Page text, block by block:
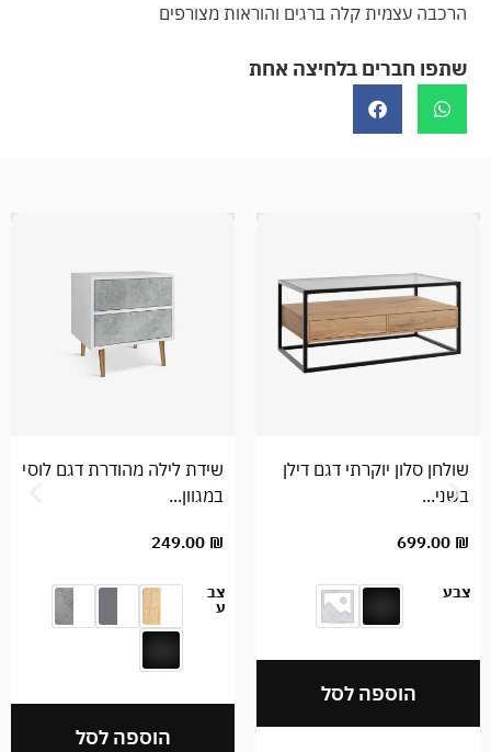
הרכבה עצמית קלה ברגים והוראות מצורפים
שתפו חברים בלחיצה אחת
699.00 ₪
שולחן סלון יוקרתי דגם דילן
בשני...
צבע
הוספה לסל
249.00 ₪
שידת לילה מהודרת דגם לוסי
במגוון...
צב
ע
הוספה לסל